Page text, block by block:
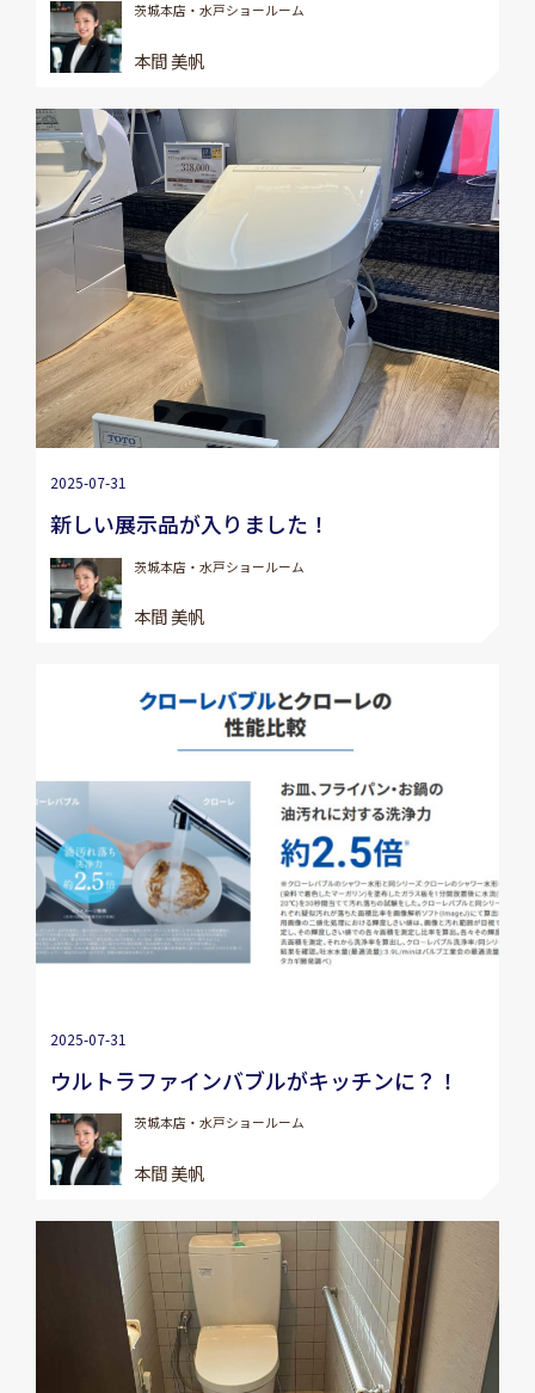
茨城本店・水戸ショールーム
本間 美帆
2025-07-31
新しい展示品が入りました！
茨城本店・水戸ショールーム
本間 美帆
2025-07-31
ウルトラファインバブルがキッチンに？！
茨城本店・水戸ショールーム
本間 美帆